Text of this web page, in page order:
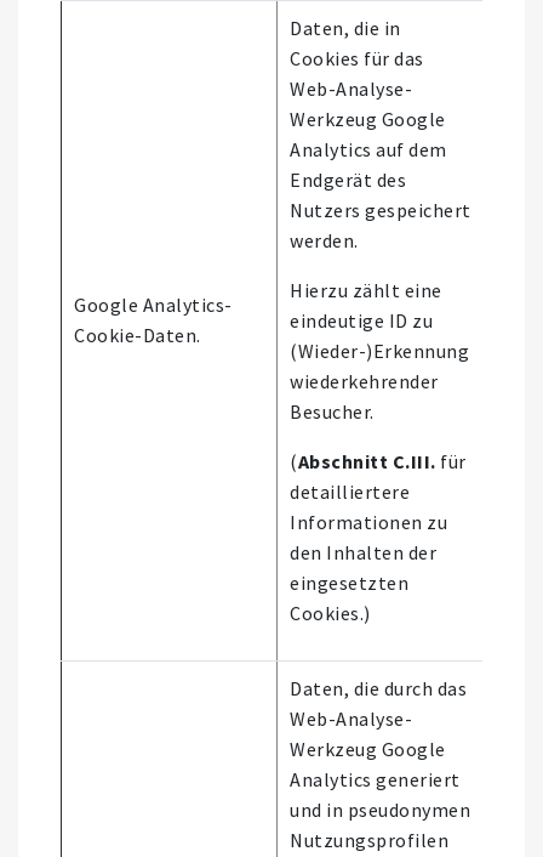
Google Analytics-
Cookie-Daten.
Daten, die in
Cookies für das
Web-Analyse-
Werkzeug Google
Analytics auf dem
Endgerät des
Nutzers gespeichert
werden.
Hierzu zählt eine
eindeutige ID zu
(Wieder-)Erkennung
wiederkehrender
Besucher.
(Abschnitt C.III. für
detailliertere
Informationen zu
den Inhalten der
eingesetzten
Cookies.)
Daten, die durch das
Web-Analyse-
Werkzeug Google
Analytics generiert
und in pseudonymen
Nutzungsprofilen